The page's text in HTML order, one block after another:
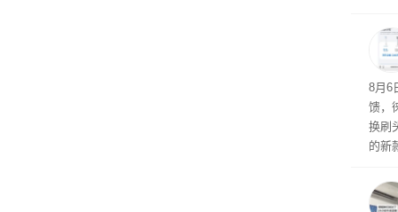
8月6
馈，
换刷
的新